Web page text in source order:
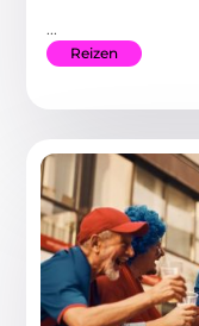
...
Reizen